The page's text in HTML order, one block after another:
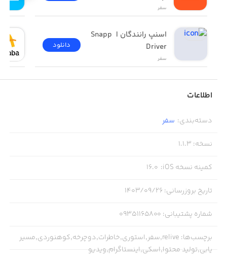
سفر
اسنپ رانندگان | Snapp
Driver
سفر
دانلود
اطلاعات
دسته‌بندی: سفر
نسخه:
1.1.3
کمینه نسخه iOS :
16.0
تاریخ بروزرسانی: ۱۴۰۳/۰۹/۲۶
شماره پشتیبانی:
09351165800
برچسب‌ها:
relive,سفر,استوری,خاطرات,دوچرخه,کوهنوردی,مسیر
یابی,تولید محتوا,اسکی,اینستاگرام,ویدیو